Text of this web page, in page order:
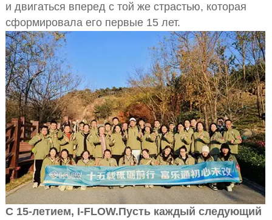
и двигаться вперед с той же страстью, которая
сформировала его первые 15 лет.
С 15-летием, I-FLOW.Пусть каждый следующий